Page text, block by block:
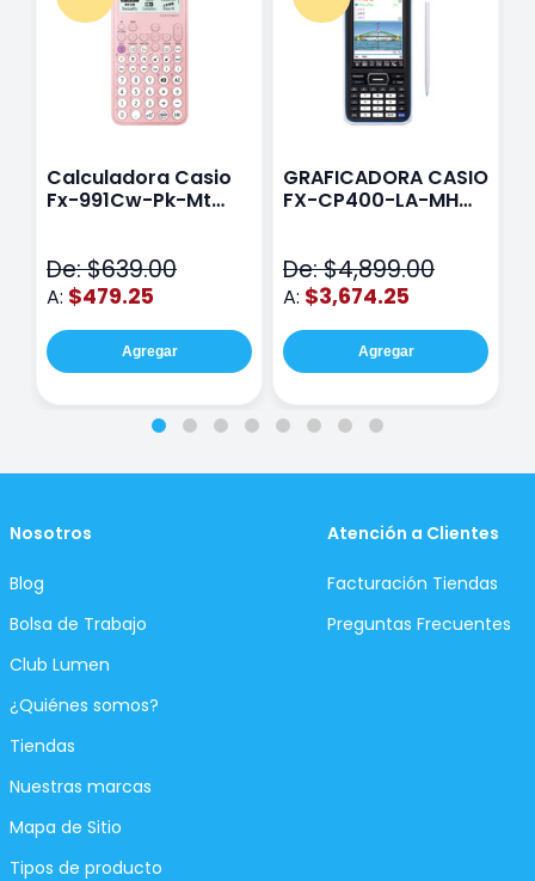
Calculadora Casio
Fx-991Cw-Pk-Mt
De: $639.00
A: $479.25
Agregar
GRAFICADORA CASIO
FX-CP400-LA-MH
De: $4,899.00
A: $3,674.25
Agregar
Nosotros
Blog
Bolsa de Trabajo
Club Lumen
¿Quiénes somos?
Tiendas
Nuestras marcas
Mapa de Sitio
Tipos de producto
Atención a Clientes
Facturación Tiendas
Preguntas Frecuentes